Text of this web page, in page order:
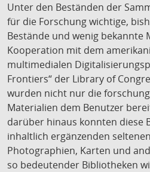
Unter den Beständen der
für die Forschung wichtige,
Bestände und wenig bekannte
Kooperation mit dem
multimedialen
Frontiers“ der Library of
wurden nicht nur die
Materialien dem Benutzer
darüber hinaus konnten diese
inhaltlich ergänzenden
Photographien, Karten und
so bedeutender Bibliotheken